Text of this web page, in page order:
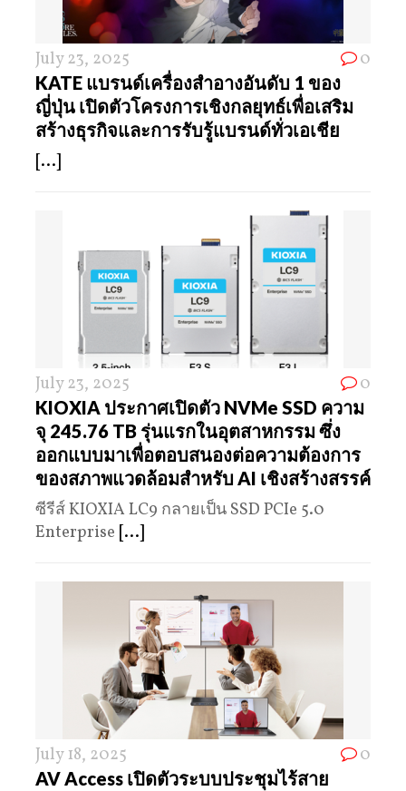
July 23, 2025 0
KATE แบรนด์เครื่องสำอางอันดับ 1 ของ
ญี่ปุ่น เปิดตัวโครงการเชิงกลยุทธ์เพื่อเสริม
สร้างธุรกิจและการรับรู้แบรนด์ทั่วเอเชีย
[...]
July 23, 2025 0
KIOXIA ประกาศเปิดตัว NVMe SSD ความ
จุ 245.76 TB รุ่นแรกในอุตสาหกรรม ซึ่ง
ออกแบบมาเพื่อตอบสนองต่อความต้องการ
ของสภาพแวดล้อมสำหรับ AI เชิงสร้างสรรค์
ซีรีส์ KIOXIA LC9 กลายเป็น SSD PCIe 5.0
Enterprise [...]
July 18, 2025 0
AV Access เปิดตัวระบบประชุมไร้สาย